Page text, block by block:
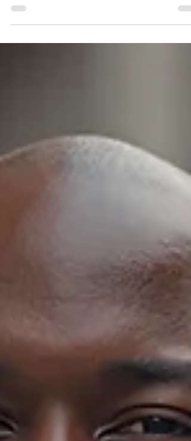
SECO) du 6 au 8 février. Venez nombreux,
vous attend !